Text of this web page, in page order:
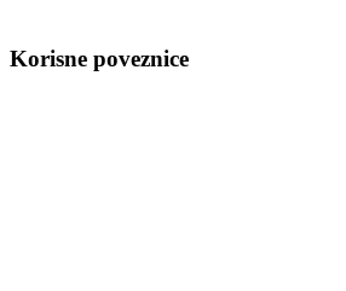
Korisne poveznice